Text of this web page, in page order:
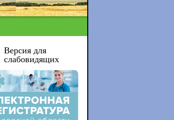
Версия для
слабовидящих